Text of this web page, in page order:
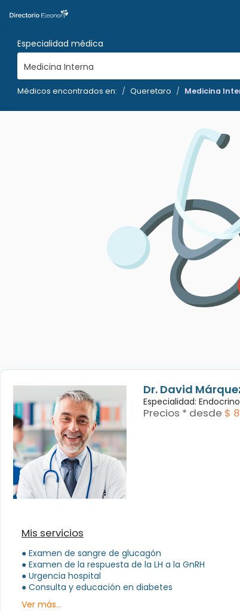
Especialidad médica
Medicina Interna
Médicos encontrados en: Queretaro Medicina
Dr. David
Especialidad:
Precios * desde $
Mis servicios
● Examen de sangre de glucagón
● Examen de la respuesta de la LH a la GnRH
● Urgencia hospital
● Consulta y educación en diabetes
Ver más...